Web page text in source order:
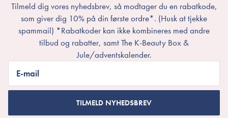
Tilmeld dig vores nyhedsbrev, så modtager du en rabatkode,
som giver dig 10% på din første ordre*. (Husk at tjekke
spammail) *Rabatkoder kan ikke kombineres med andre
tilbud og rabatter, samt The K-Beauty Box &
Jule/adventskalender.
E-mail
TILMELD NYHEDSBREV